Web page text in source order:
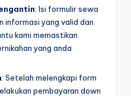
: Isi formulir sewa
informasi yang valid dan
kami memastikan
yang anda
: Setelah melengkapi form
pembayaran down